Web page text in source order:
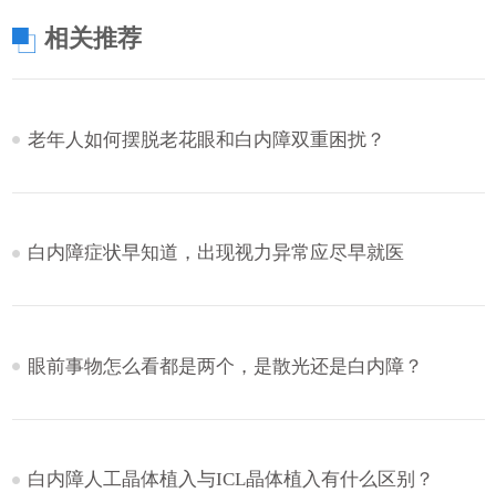
相关推荐
老年人如何摆脱老花眼和白内障双重困扰？
白内障症状早知道，出现视力异常应尽早就医
眼前事物怎么看都是两个，是散光还是白内障？
白内障人工晶体植入与ICL晶体植入有什么区别？